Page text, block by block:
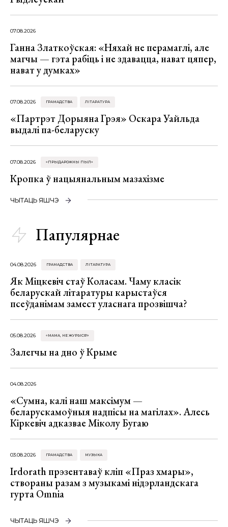
07.08.2026
Ганна Златкоўская: «Няхай не перамаглі, але
магчы — гэта рабіць і не здавацца, нават цяпер,
нават у думках»
07.08.2026 ГРАМАДСТВА ЛІТАРАТУРА
«Партрэт Дорыяна Грэя» Оскара Уайльда
выдалі па-беларуску
07.08.2026 «ПРЫДАРОЖНЫ ПЫЛ»
Кропка ў нацыянальным мазахізме
ЧЫТАЦЬ ЯШЧЭ
Папулярнае
04.08.2026 ГРАМАДСТВА ЛІТАРАТУРА
Як Міцкевіч стаў Коласам. Чаму класік
беларускай літаратуры карыстаўся
псеўданімам замест уласнага прозвішча?
05.08.2026 «МАМА, НЕ ЖУРЫСЯ!»
Залегчы на дно ў Крыме
04.08.2026
«Сумна, калі наш максімум —
беларускамоўныя надпісы на магілах». Алесь
Кіркевіч адказвае Міколу Бугаю
03.08.2026 ГРАМАДСТВА МУЗЫКА
Irdorath прэзентаваў кліп «Праз хмары»,
створаны разам з музыкамі нідэрландскага
гурта Omnia
ЧЫТАЦЬ ЯШЧЭ